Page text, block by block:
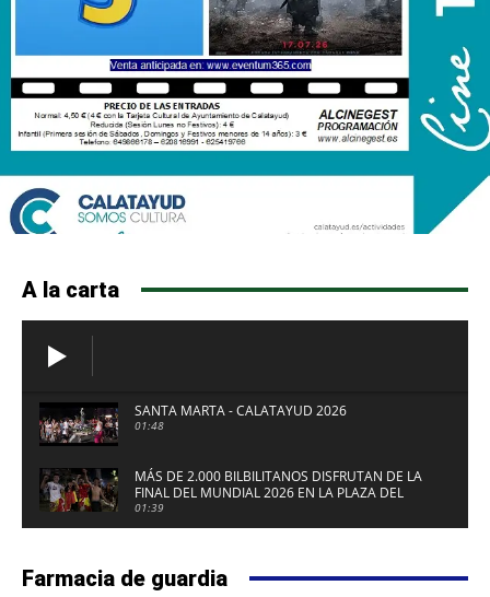
A la carta
SANTA MARTA - CALATAYUD 2026
01:48
MÁS DE 2.000 BILBILITANOS DISFRUTAN DE LA
FINAL DEL MUNDIAL 2026 EN LA PLAZA DEL
FUERTE DE CALATAYUD
01:39
Farmacia de guardia